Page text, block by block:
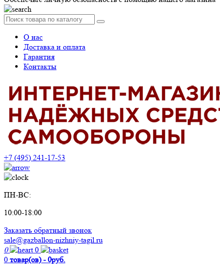
О нас
Доставка и оплата
Гарантия
Контакты
+7 (495) 241-17-53
ПН-ВС:
10:00-18:00
Заказать обратный звонок
sale@gazballon-nizhniy-tagil.ru
0
0
0 товар(ов) - 0руб.